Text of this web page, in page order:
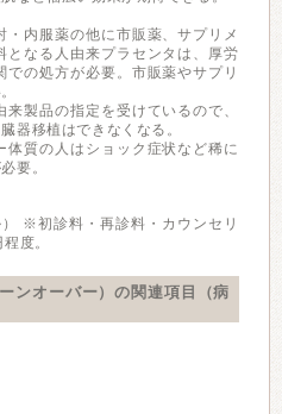
内服薬の他に市販薬、サプリメ
となる人由来プラセンタは、厚労
の処方が必要。市販薬やサプリ
製品の指定を受けているので、
器移植はできなくなる。
質の人はショック症状など稀に
要。
※初診料・再診料・カウンセリ
度。
ンオーバー）の関連項目（病